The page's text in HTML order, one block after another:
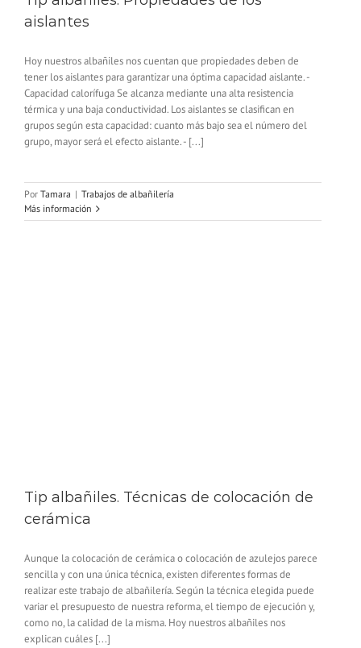
aislantes
Hoy nuestros albañiles nos cuentan que propiedades deben de
tener los aislantes para garantizar una óptima capacidad aislante. -
Capacidad calorífuga Se alcanza mediante una alta resistencia
térmica y una baja conductividad. Los aislantes se clasifican en
grupos según esta capacidad: cuanto más bajo sea el número del
grupo, mayor será el efecto aislante. - [...]
Por Tamara | Trabajos de albañilería
Más información
Tip albañiles. Técnicas de colocación de
cerámica
Aunque la colocación de cerámica o colocación de azulejos parece
sencilla y con una única técnica, existen diferentes formas de
realizar este trabajo de albañilería. Según la técnica elegida puede
variar el presupuesto de nuestra reforma, el tiempo de ejecución y,
como no, la calidad de la misma. Hoy nuestros albañiles nos
explican cuáles [...]